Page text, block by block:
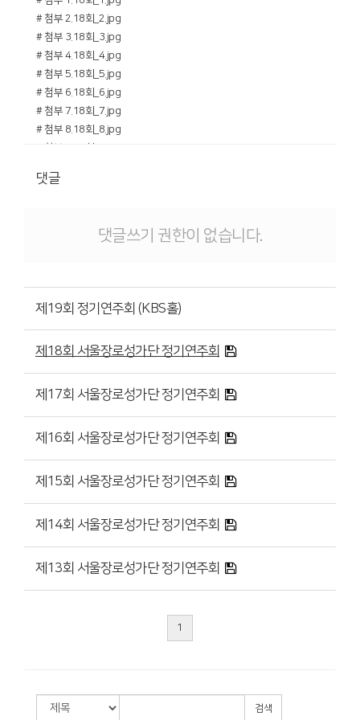
# 첨부 2.18회_2.jpg
# 첨부 3.18회_3.jpg
# 첨부 4.18회_4.jpg
# 첨부 5.18회_5.jpg
# 첨부 6.18회_6.jpg
# 첨부 7.18회_7.jpg
# 첨부 8.18회_8.jpg
# 첨부 11.18회_11.jpg
댓글
댓글쓰기 권한이 없습니다.
제19회 정기연주회 (KBS홀)
제18회 서울장로성가단 정기연주회
제17회 서울장로성가단 정기연주회
제16회 서울장로성가단 정기연주회
제15회 서울장로성가단 정기연주회
제14회 서울장로성가단 정기연주회
제13회 서울장로성가단 정기연주회
1
검색